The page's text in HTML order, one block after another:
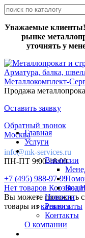
Уважаемые клиенты!
рынке
уточнять у
Продажа
Оставить заявку
Обратный звонок
Москва
info@mk-services.ru
ПН-ПТ 9:00-18:00
+7 (495) 988-97-99
Нет товаров Корзина
Вы можете положить
товары изкаталога
Главная
Услуги
Вакансии
Новости
Реквизиты
Контакты
О компании